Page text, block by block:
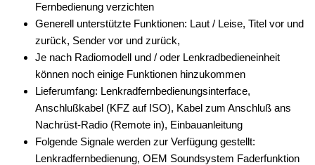
für Seat
für Skoda
für SsangYong
für Subaru
für Suzuki
Fernbedienung verzichten
Generell unterstützte Funktionen: Laut / Leise, Titel vor und
zurück, Sender vor und zurück,
Je nach Radiomodell und / oder Lenkradbedieneinheit
können noch einige Funktionen hinzukommen
Lieferumfang: Lenkradfernbedienungsinterface,
Anschlußkabel (KFZ auf ISO), Kabel zum Anschluß ans
Nachrüst-Radio (Remote in), Einbauanleitung
Folgende Signale werden zur Verfügung gestellt:
Lenkradfernbedienung, OEM Soundsystem Faderfunktion